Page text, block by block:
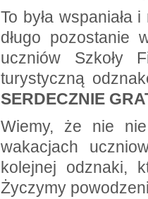
To była
długo pozostanie
uczniów Szkoły
turystyczną
SERDECZNIE
Wiemy, że nie
wakacjach
kolejnej odznaki,
Życzymy